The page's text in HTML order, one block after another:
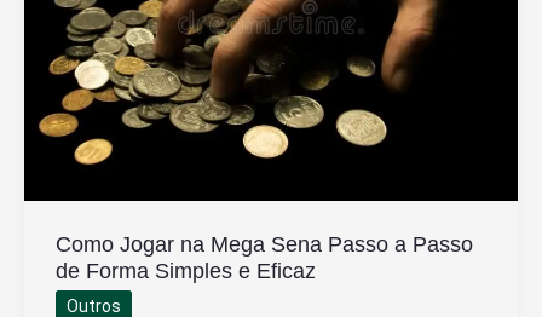
de
Custos
Como Jogar na Mega Sena Passo a Passo
de Forma Simples e Eficaz
Outros